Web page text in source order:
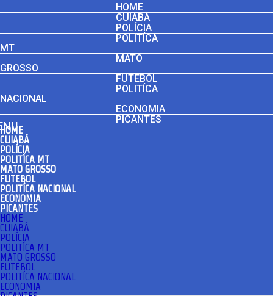
HOME
CUIABÁ
POLÍCIA
POLITÍCA
MT
MATO
GROSSO
FUTEBOL
POLITÍCA
NACIONAL
ECONOMIA
PICANTES
HOME
CUIABÁ
POLÍCIA
POLITÍCA MT
MATO GROSSO
FUTEBOL
POLITÍCA NACIONAL
ECONOMIA
PICANTES
HOME
CUIABÁ
POLÍCIA
POLITÍCA MT
MATO GROSSO
FUTEBOL
POLITÍCA NACIONAL
ECONOMIA